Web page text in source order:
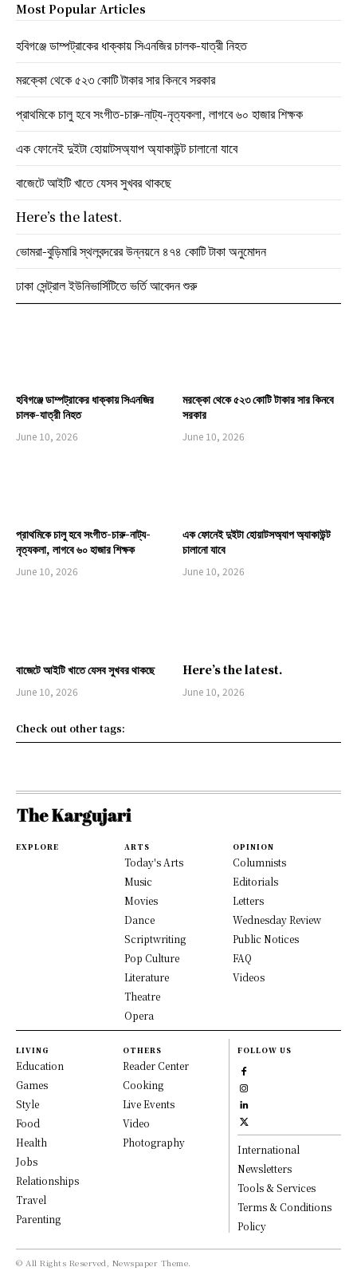
হবিগঞ্জে ডাম্পট্রাকের ধাক্কায় সিএনজির
চালক-যাত্রী নিহত
June 10, 2026
মরক্কো থেকে ৫২৩ কোটি টাকার সার কিনবে
সরকার
June 10, 2026
প্রাথমিকে চালু হবে সংগীত-চারু-নাট্য-
নৃত্যকলা, লাগবে ৬০ হাজার শিক্ষক
June 10, 2026
এক ফোনেই দুইটা হোয়াটসঅ্যাপ অ্যাকাউন্ট
চালানো যাবে
June 10, 2026
বাজেটে আইটি খাতে যেসব সুখবর থাকছে
June 10, 2026
Here’s the latest.
June 10, 2026
Check out other tags:
Most Popular Articles
হবিগঞ্জে ডাম্পট্রাকের ধাক্কায় সিএনজির চালক-যাত্রী নিহত
মরক্কো থেকে ৫২৩ কোটি টাকার সার কিনবে সরকার
প্রাথমিকে চালু হবে সংগীত-চারু-নাট্য-নৃত্যকলা, লাগবে ৬০ হাজার শিক্ষক
এক ফোনেই দুইটা হোয়াটসঅ্যাপ অ্যাকাউন্ট চালানো যাবে
বাজেটে আইটি খাতে যেসব সুখবর থাকছে
Here’s the latest.
ভোমরা-বুড়িমারি স্থলবন্দরের উন্নয়নে ৪৭৪ কোটি টাকা অনুমোদন
ঢাকা সেন্ট্রাল ইউনিভার্সিটিতে ভর্তি আবেদন শুরু
EXPLORE ARTS
Today's Arts
Music
Movies
Dance
Scriptwriting
Pop Culture
Literature
Theatre
Opera
OPINION
Columnists
Editorials
Letters
Wednesday Review
Public Notices
FAQ
Videos
LIVING
Education
Games
Style
Food
Health
Jobs
Relationships
Travel
Parenting
OTHERS
Reader Center
Cooking
Live Events
Video
Photography
FOLLOW US
International
Newsletters
Tools & Services
Terms & Conditions
Policy
© All Rights Reserved, Newspaper Theme.